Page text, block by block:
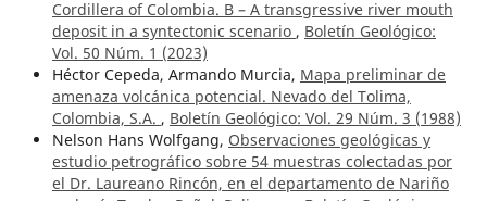
Cordillera of Colombia. B – A transgressive river mouth
deposit in a syntectonic scenario , Boletín Geológico:
Vol. 50 Núm. 1 (2023)
Héctor Cepeda, Armando Murcia, Mapa preliminar de
amenaza volcánica potencial. Nevado del Tolima,
Colombia, S.A. , Boletín Geológico: Vol. 29 Núm. 3 (1988)
Nelson Hans Wolfgang, Observaciones geológicas y
estudio petrográfico sobre 54 muestras colectadas por
el Dr. Laureano Rincón, en el departamento de Nariño